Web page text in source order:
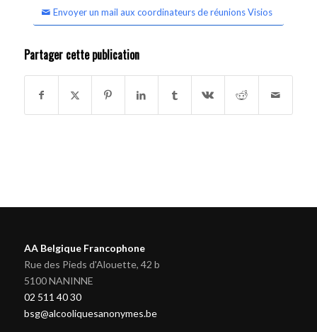
Envoyer un mail aux coordinateurs de réunions Visios
Partager cette publication
AA Belgique Francophone
Rue des Pieds d'Alouette, 42 b
5100 NANINNE
02 511 40 30
bsg@alcooliquesanonymes.be